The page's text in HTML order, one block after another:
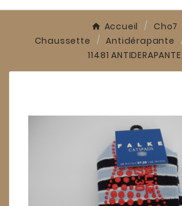
Accueil
Cho7
Chaussette
Antidérapante
11481 ANTIDERAPANTE